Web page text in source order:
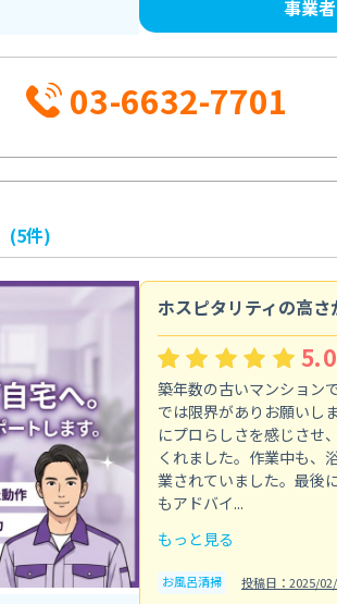
事業
03-6632-7701
(5件)
ホスピタリティの高さ
5.0
築年数の古いマンション
では限界がありお願いし
にプロらしさを感じさせ
くれました。作業中も、
業されていました。最後
もアドバイ...
もっと見る
お風呂清掃 投稿日：2025/